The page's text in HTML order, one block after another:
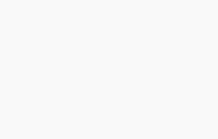
Hizmeti
de bir gün arıza yapabilir — bu
hattına kadar
tamiri, anakart onarımı,